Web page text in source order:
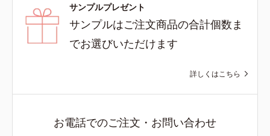
サンプルプレゼント
サンプルはご注文商品の合計個数ま
でお選びいただけます
詳しくはこちら
お電話でのご注文・お問い合わせ